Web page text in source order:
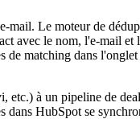
mail. Le moteur de
avec le nom, l'e-mail
de matching dans
à un pipeline de
HubSpot se